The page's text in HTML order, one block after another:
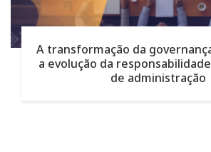
A transformação da
a evolução da
de administração